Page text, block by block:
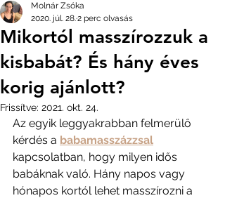
Mikortól masszírozzuk a
kisbabát? És hány éves
korig ajánlott?
Molnár Zsóka
2020. júl. 28.2 perc olvasás
Frissítve: 2021. okt. 24.
Az egyik leggyakrabban felmerülő
kérdés a babamasszázzsal
kapcsolatban, hogy milyen idős
babáknak való. Hány napos vagy
hónapos kortól lehet masszírozni a